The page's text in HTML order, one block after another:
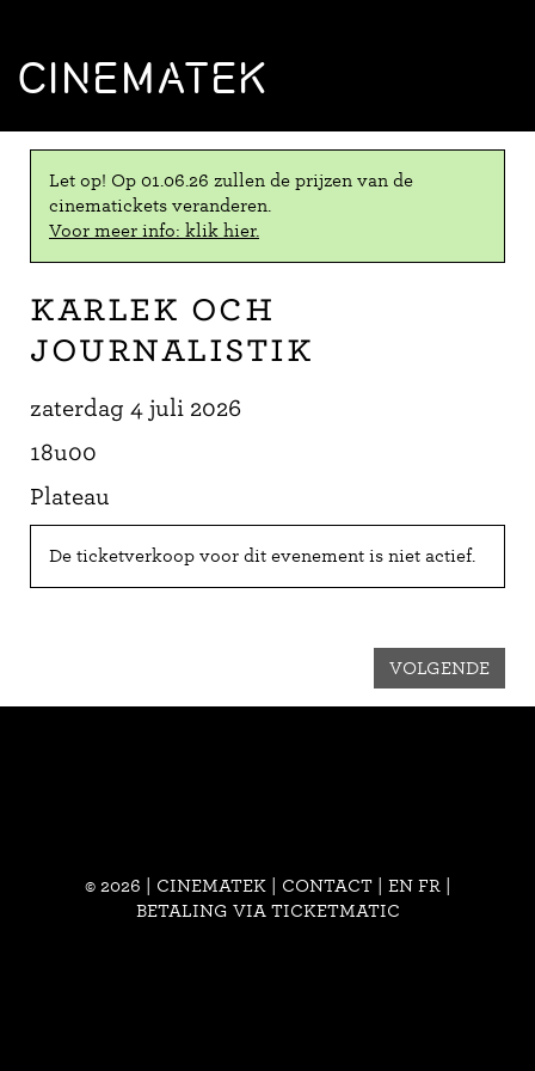
CINEMATEK
Let op! Op 01.06.26 zullen de prijzen van de
cinematickets veranderen.
Voor meer info: klik hier.
Karlek och
journalistik
zaterdag 4 juli 2026
18u00
Plateau
De ticketverkoop voor dit evenement is niet actief.
VOLGENDE
© 2026 | CINEMATEK | CONTACT| EN FR
BETALING VIA TICKETMATIC